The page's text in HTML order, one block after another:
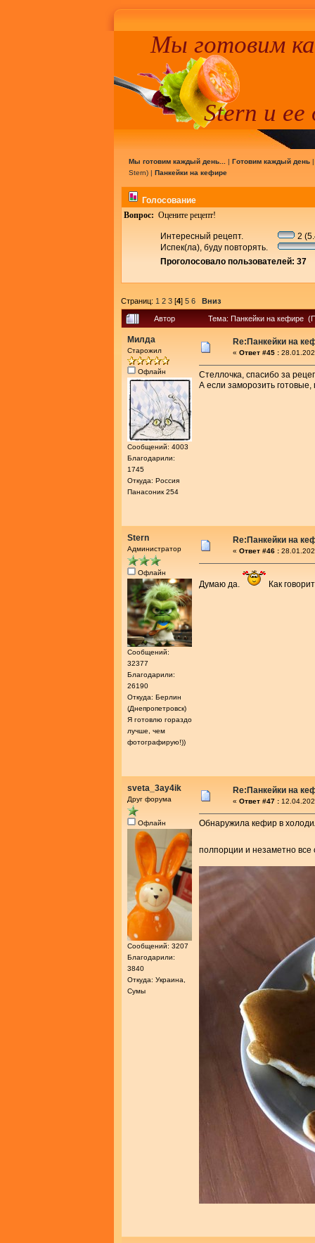
Мы готовим
Stern и ее
Мы готовим каждый день... | Готовим каждый день
Stern) | Панкейки на кефире
Голосование
Вопрос: Оцените рецепт!
Интересный рецепт.
2
Испек(ла), буду повторять.
Проголосовало пользователей: 37
Страниц: 1 2 3 [4] 5 6 Вниз
Автор Тема: Панкейки на кефире
Милда
Старожил
Офлайн
Сообщений: 4003
Благодарили:
1745
Откуда: Россия
Панасоник 254
Re:Панкейки на
« Ответ #45 :
Стеллочка, спасибо за
А если заморозить
Stern
Администратор
Офлайн
Сообщений:
32377
Благодарили:
26190
Откуда: Берлин
(Днепропетровск)
Я готовлю гораздо
лучше, чем
фотографирую!))
Re:Панкейки на
« Ответ #46 :
Думаю да. Как
sveta_3ay4ik
Друг форума
Офлайн
Сообщений: 3207
Благодарили:
3840
Откуда: Украина,
Сумы
Re:Панкейки на
« Ответ #47 :
Обнаружила кефир в
полпорции и незаметно